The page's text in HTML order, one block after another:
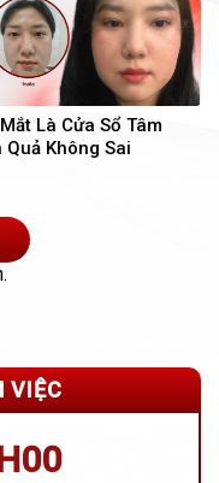
Là Cửa Sổ Tâm
Quả Không Sai
VIỆC